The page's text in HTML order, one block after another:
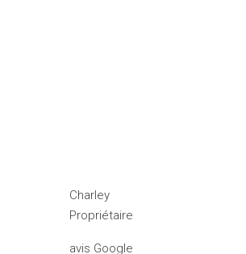
Charley
Propriétaire
avis Google